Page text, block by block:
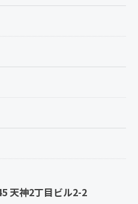
天神2丁目ビル2-2